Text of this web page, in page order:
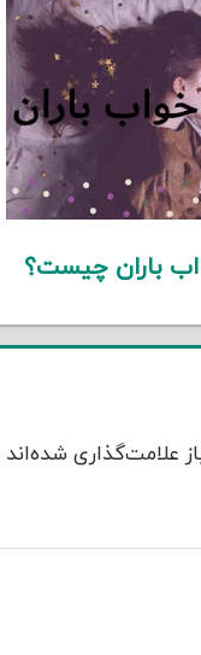
باران چیست؟
علامت‌گذاری شده‌اند